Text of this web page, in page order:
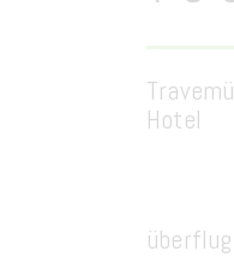
Hotel
überflug